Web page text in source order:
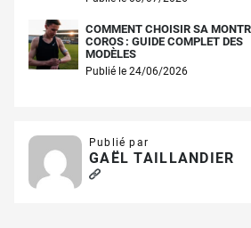
COMMENT CHOISIR SA
COROS : GUIDE COMPLET DES
MODÈLES
Publié le 24/06/2026
Publié par
GAËL TAILLANDIER